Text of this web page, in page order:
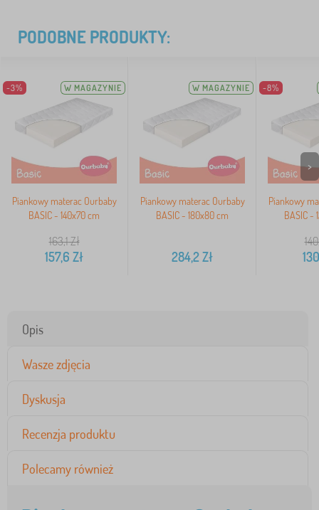
PODOBNE PRODUKTY:
-3% W MAGAZYNIE
Piankowy materac Ourbaby
BASIC - 140x70 cm
163,1Zł
157,6 Zł
W MAGAZYNIE
Piankowy materac Ourbaby
BASIC - 180x80 cm
284,2Zł
-8%
Piankowy
BASIC -
>
Opis
Wasze zdjęcia
Dyskusja
Recenzja produktu
Polecamy również